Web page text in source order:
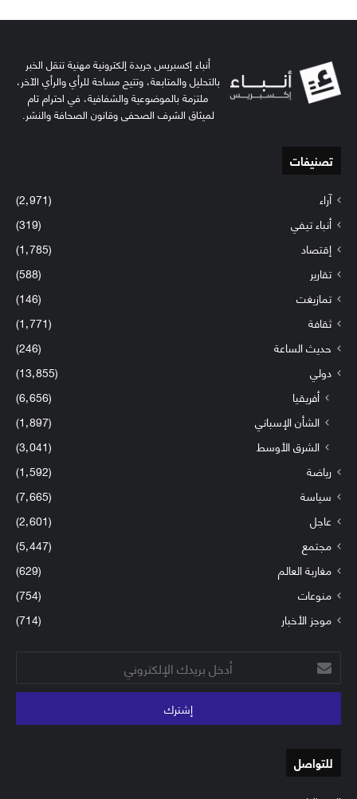
أنباء إكسبريس جريدة إلكترونية مهنية تنقل الخبر
بالتحليل والمتابعة، وتتيح مساحة للرأي والرأي الآخر،
ملتزمة بالموضوعية والشفافية، في احترام تام
لميثاق الشرف الصحفي وقانون الصحافة والنشر.
تصنيفات
آراء
(2٬971)
أنباء تيفي
(319)
إقتصاد
(1٬785)
تقارير
(588)
تمازيغت
(146)
ثقافة
(1٬771)
حديث الساعة
(246)
دولي
(13٬855)
أفريقيا
(6٬656)
الشأن الإسباني
(1٬897)
الشرق الأوسط
(3٬041)
رياضة
(1٬592)
سياسة
(7٬665)
عاجل
(2٬601)
مجتمع
(5٬447)
مغاربة العالم
(629)
منوعات
(754)
موجز الأخبار
(714)
أدخل
بريدك
الإلكتروني
للتواصل